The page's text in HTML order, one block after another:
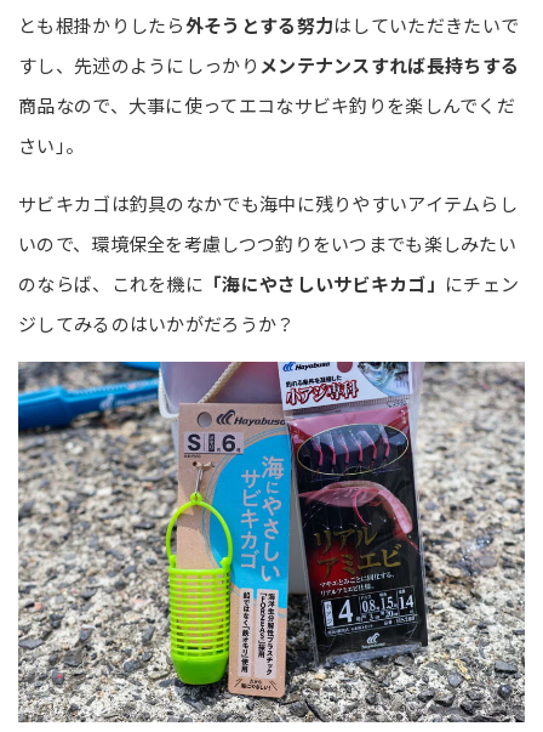
とも根掛かりしたら外そうとする努力はしていただきたいで
すし、先述のようにしっかりメンテナンスすれば長持ちする
商品なので、大事に使ってエコなサビキ釣りを楽しんでくだ
さい｣。
サビキカゴは釣具のなかでも海中に残りやすいアイテムらし
いので、環境保全を考慮しつつ釣りをいつまでも楽しみたい
のならば、これを機に 「海にやさしいサビキカゴ」 にチェン
ジしてみるのはいかがだろうか？